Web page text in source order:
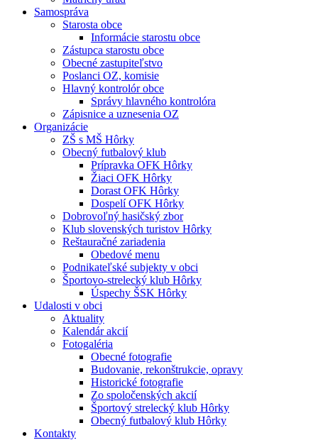
Samospráva
Starosta obce
Informácie starostu obce
Zástupca starostu obce
Obecné zastupiteľstvo
Poslanci OZ, komisie
Hlavný kontrolór obce
Správy hlavného kontrolóra
Zápisnice a uznesenia OZ
Organizácie
ZŠ s MŠ Hôrky
Obecný futbalový klub
Prípravka OFK Hôrky
Žiaci OFK Hôrky
Dorast OFK Hôrky
Dospelí OFK Hôrky
Dobrovoľný hasičský zbor
Klub slovenských turistov Hôrky
Reštauračné zariadenia
Obedové menu
Podnikateľské subjekty v obci
Športovo-strelecký klub Hôrky
Úspechy ŠSK Hôrky
Udalosti v obci
Aktuality
Kalendár akcií
Fotogaléria
Obecné fotografie
Budovanie, rekonštrukcie, opravy
Historické fotografie
Zo spoločenských akcií
Športový strelecký klub Hôrky
Obecný futbalový klub Hôrky
Kontakty